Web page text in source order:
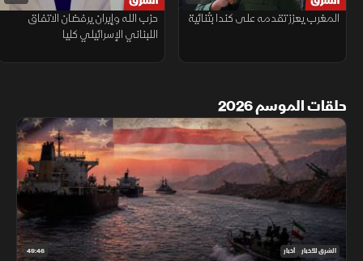
المغرب يعزز تقدمه على كندا بثنائية
حزب الله وإيران يرفضان الاتفاق
اللبناني الإسرائيلي كليا
حلقات الموسم 2026
49:46 الشرق للأخبار أخبار